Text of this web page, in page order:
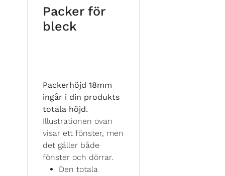
Packer för
bleck
Packerhöjd 18mm
ingår i din produkts
totala höjd.
Illustrationen ovan
visar ett fönster, men
det gäller både
fönster och dörrar.
Den totala